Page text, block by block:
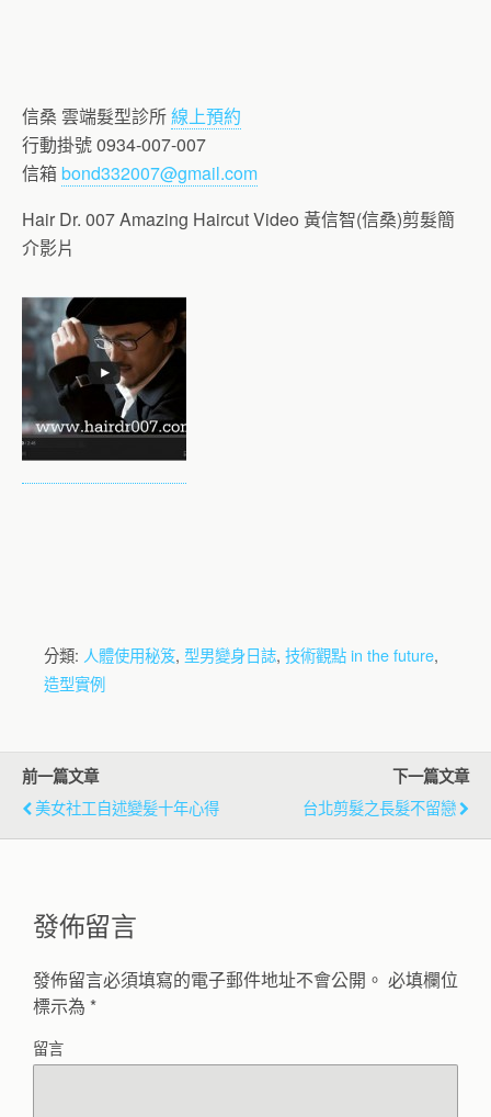
信桑 雲端髮型診所線上預約
行動掛號 0934-007-007
信箱bond332007@gmail.com
Hair Dr. 007 Amazing Haircut Video 黃信智(信桑)剪髮簡
介影片
分類: 人體使用秘笈, 型男變身日誌, 技術觀點 in the future,
造型實例
前一篇文章
美女社工自述變髪十年心得
下一篇文章
台北剪髮之長髮不留戀
發佈留言
發佈留言必須填寫的電子郵件地址不會公開。 必填欄位
標示為 *
留言